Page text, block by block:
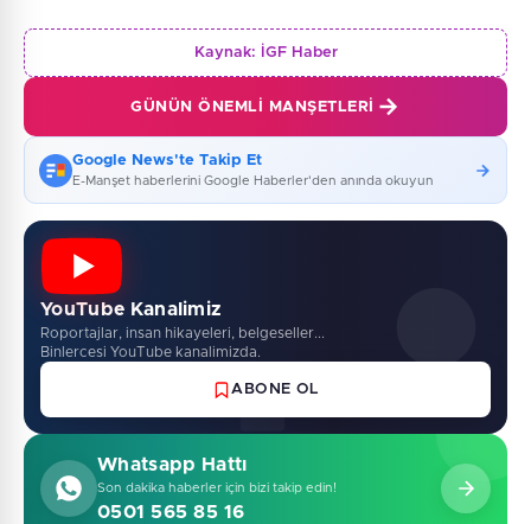
Kaynak: İGF Haber
GÜNÜN ÖNEMLI MANŞETLERI
Google News'te Takip Et
E-Manşet haberlerini Google Haberler'den anında okuyun
YouTube Kanalimiz
Roportajlar, insan hikayeleri, belgeseller...
Binlercesi YouTube kanalimizda.
ABONE OL
Whatsapp Hattı
Son dakika haberler için bizi takip edin!
0501 565 85 16